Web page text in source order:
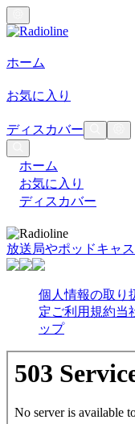
ホーム
お気に入り
ディスカバー
ホーム
お気に入り
ディスカバー
放送局やポッドキャ
個人情報の取り
定ご利用規約当
ップ